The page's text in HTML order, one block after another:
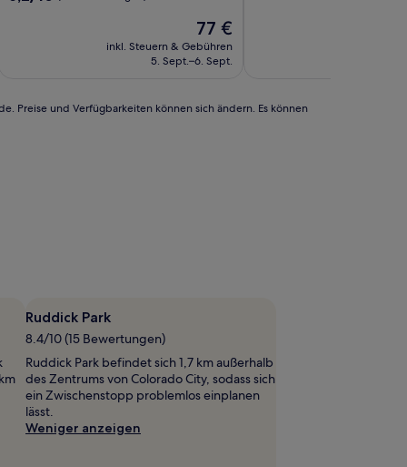
Der
Preis
beträgt
77 €
inkl. Steuern & Gebühren
5. Sept.–6. Sept.
Preise und Verfügbarkeiten können sich ändern. Es können
Ruddick Park
8.4/10 (15 Bewertungen)
Ruddick Park befindet sich 1,7 km außerhalb
des Zentrums von Colorado City, sodass sich
ein Zwischenstopp problemlos einplanen
lässt.
Weniger anzeigen